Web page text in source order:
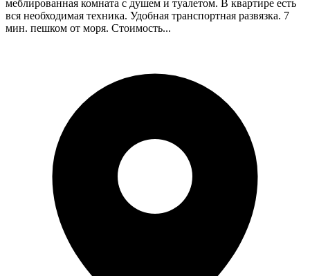
меблированная комната с душем и туалетом. В квартире есть
вся необходимая техника. Удобная транспортная развязка. 7
мин. пешком от моря. Стоимость...